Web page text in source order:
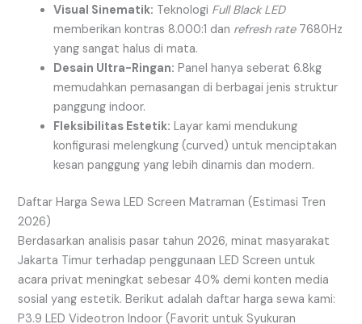
Visual Sinematik: Teknologi Full Black LED
memberikan kontras 8.000:1 dan refresh rate7680Hz
yang sangat halus di mata.
Desain Ultra-Ringan: Panel hanya seberat 6.8kg
memudahkan pemasangan di berbagai jenis struktur
panggung indoor.
Fleksibilitas Estetik: Layar kami mendukung
konfigurasi melengkung (curved) untuk menciptakan
kesan panggung yang lebih dinamis dan modern.
Daftar Harga Sewa LED Screen Matraman (Estimasi Tren
2026)
Berdasarkan analisis pasar tahun 2026, minat masyarakat
Jakarta Timur terhadap penggunaan LED Screen untuk
acara privat meningkat sebesar 40% demi konten media
sosial yang estetik. Berikut adalah daftar harga sewa kami:
P3.9 LED Videotron Indoor (Favorit untuk Syukuran